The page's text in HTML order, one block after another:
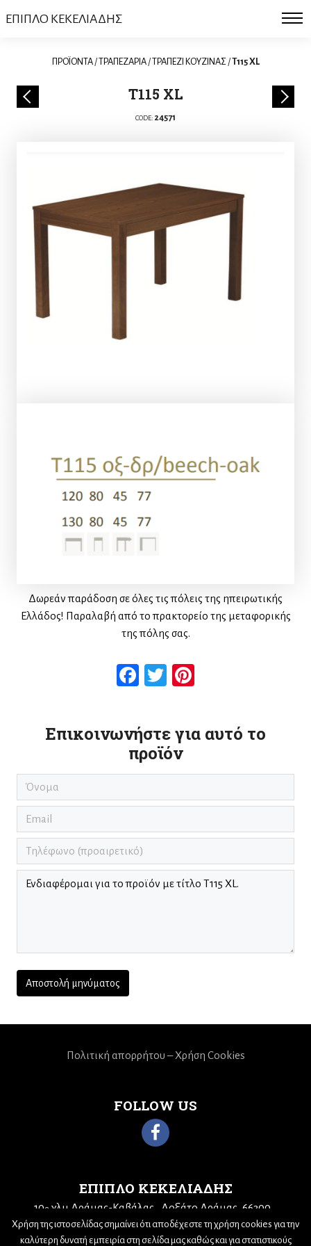
ΕΠΙΠΛΟ ΚΕΚΕΛΙΑΔΗΣ
ΠΡΟΪΟΝΤΑ/ΤΡΑΠΕΖΑΡΙΑ/ΤΡΑΠΕΖΙ ΚΟΥΖΙΝΑΣ/T115 XL
T115 XL
CODE: 24571
Δωρεάν παράδοση σε όλες τις πόλεις της ηπειρωτικής
Ελλάδος! Παραλαβή από το πρακτορείο της μεταφορικής
της πόλης σας.
Facebook
Twitter
Επικοινωνήστε για αυτό το
προϊόν
ΕΠΙΠΛΟ ΚΕΚΕΛΙΑΔΗΣ
10ο χλμ Δράμας-Καβάλας
Δοξάτο Δράμας, 66300
Τηλ: 25210 68943 Email:kekeliadis@otenet.gr
FOLLOW US
Πολιτική απορρήτου – Χρήση Cookies
Χρήση της ιστοσελίδας σημαίνει ότι αποδέχεστε τη χρήση cookies για την
καλύτερη δυνατή εμπειρία στη σελίδα μας καθώς και για στατιστικούς